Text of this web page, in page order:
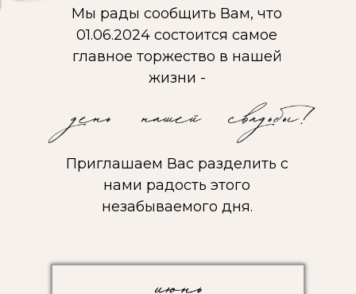
Мы рады сообщить Вам, что
01.06.2024 состоится самое
главное торжество в нашей
жизни -
Приглашаем Вас разделить с
нами радость этого
незабываемого дня.